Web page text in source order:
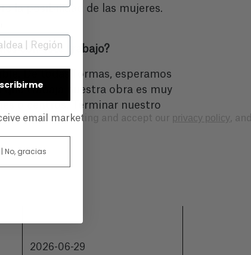
la posibilidad de las mujeres.
con este trabajo?
De todas formas, esperamos
trabaja nuestra obra es muy
o centros. Terminar nuestro
2026-06-29
email marketing and accept our privacy policy,
| No, gracias